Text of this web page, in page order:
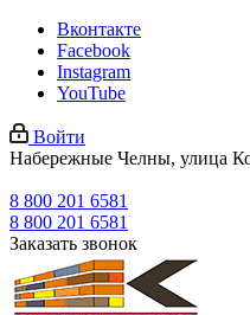
Вконтакте
Facebook
Instagram
YouTube
Войти
Набережные Челны, улица
8 800 201 6581
8 800 201 6581
Заказать звонок